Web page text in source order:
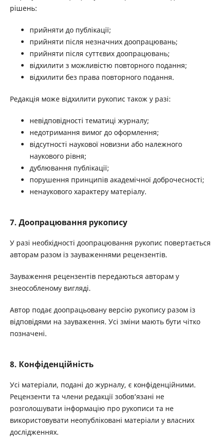
рішень:
прийняти до публікації;
прийняти після незначних доопрацювань;
прийняти після суттєвих доопрацювань;
відхилити з можливістю повторного подання;
відхилити без права повторного подання.
Редакція може відхилити рукопис також у разі:
невідповідності тематиці журналу;
недотримання вимог до оформлення;
відсутності наукової новизни або належного
наукового рівня;
дублювання публікації;
порушення принципів академічної доброчесності;
ненаукового характеру матеріалу.
7. Доопрацювання рукопису
У разі необхідності доопрацювання рукопис повертається
авторам разом із зауваженнями рецензентів.
Зауваження рецензентів передаються авторам у
знеособленому вигляді.
Автор подає доопрацьовану версію рукопису разом із
відповідями на зауваження. Усі зміни мають бути чітко
позначені.
8. Конфіденційність
Усі матеріали, подані до журналу, є конфіденційними.
Рецензенти та члени редакції зобов’язані не
розголошувати інформацію про рукописи та не
використовувати неопубліковані матеріали у власних
дослідженнях.